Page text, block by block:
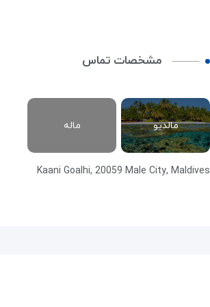
مشخصات تماس
مالدیو ماله
Kaani Goalhi, 20059 Male City, Maldives